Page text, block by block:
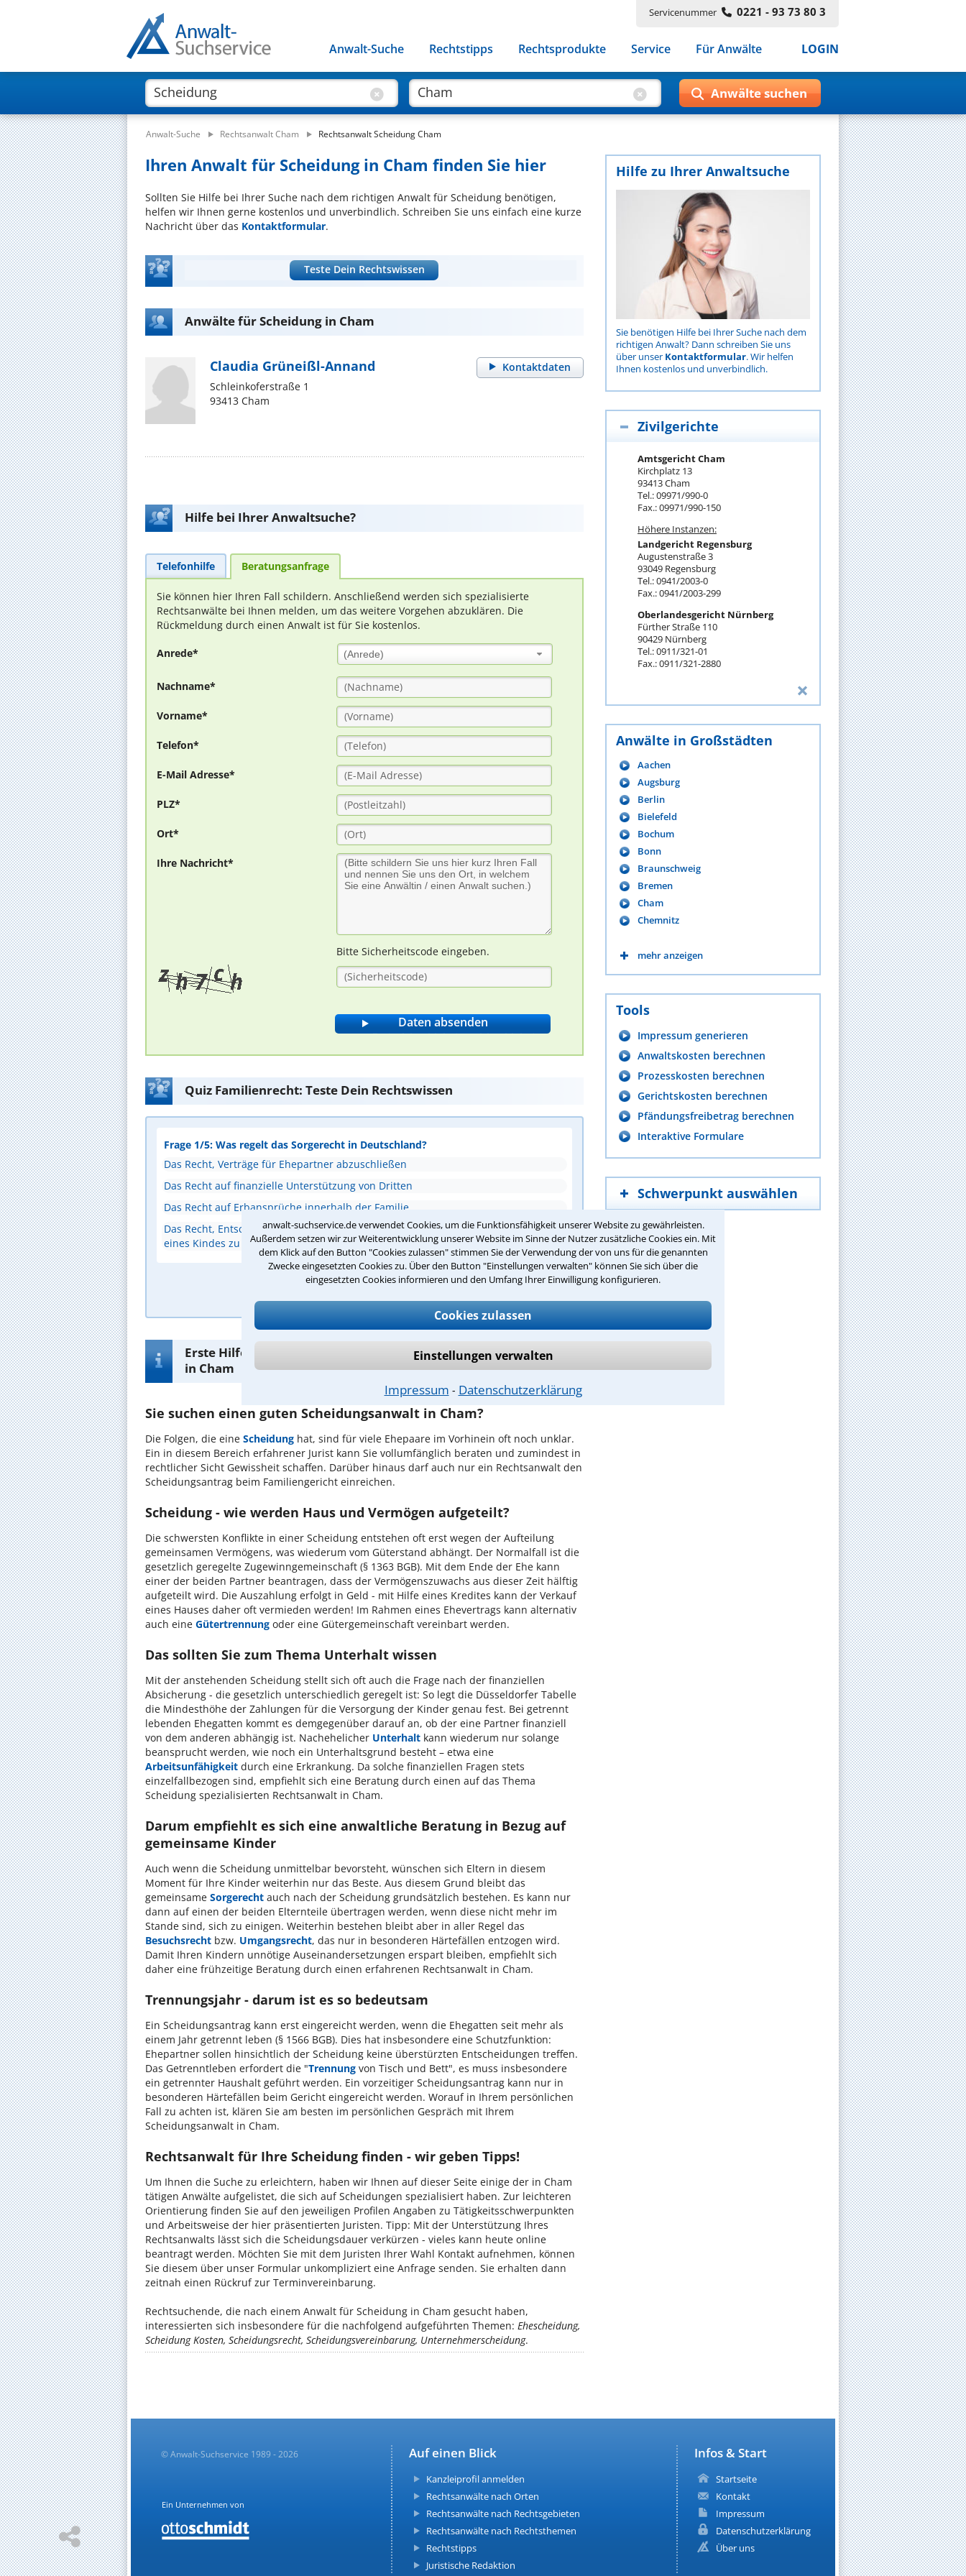
anwalt-suchservice.de verwendet Cookies, um die Funktionsfähigkeit unserer Website zu gewährleisten.
Außerdem setzen wir zur Weiterentwicklung unserer Website im Sinne der Nutzer zusätzliche Cookies ein. Mit
dem Klick auf den Button "Cookies zulassen" stimmen Sie der Verwendung der von uns für die genannten
Zwecke eingesetzten Cookies zu. Über den Button "Einstellungen verwalten" können Sie sich über die
eingesetzten Cookies informieren und den Umfang Ihrer Einwilligung konfigurieren.
Cookies zulassen
Einstellungen verwalten
Impressum ⁃ Datenschutzerklärung
Servicenummer 0221 - 93 73 80 3
Anwalt-Suche Rechtstipps Rechtsprodukte Service Für Anwälte LOGIN
Anwalt-Suche Rechtsanwalt Cham Rechtsanwalt Scheidung Cham
Ihren Anwalt für Scheidung in Cham finden Sie hier
Sollten Sie Hilfe bei Ihrer Suche nach dem richtigen Anwalt für Scheidung benötigen,
helfen wir Ihnen gerne kostenlos und unverbindlich. Schreiben Sie uns einfach eine kurze
Nachricht über das Kontaktformular.
Teste Dein Rechtswissen
Anwälte für Scheidung in Cham
Kontaktdaten
Claudia Grüneißl-Annand
Schleinkoferstraße 1
93413 Cham
Hilfe bei Ihrer Anwaltsuche?
Telefonhilfe Beratungsanfrage
Sie können hier Ihren Fall schildern. Anschließend werden sich spezialisierte
Rechtsanwälte bei Ihnen melden, um das weitere Vorgehen abzuklären. Die
Rückmeldung durch einen Anwalt ist für Sie kostenlos.
Anrede* (Anrede)
Nachname*
Vorname*
Telefon*
E-Mail Adresse*
PLZ*
Ort*
Ihre Nachricht*
Bitte Sicherheitscode eingeben.
Quiz Familienrecht: Teste Dein Rechtswissen
Frage 1/5: Was regelt das Sorgerecht in Deutschland?
Das Recht, Verträge für Ehepartner abzuschließen
Das Recht auf finanzielle Unterstützung von Dritten
Das Recht auf Erbansprüche innerhalb der Familie
Das Recht, Entscheidungen für die Gesundheit, Ausbildung und Aufenthaltsort
eines Kindes zu treffen
Antwort überprüfen
Erste Hilfe-Infos bei der Suche nach einem Anwalt für Scheidung
in Cham
Sie suchen einen guten Scheidungsanwalt in Cham?
Die Folgen, die eine Scheidung hat, sind für viele Ehepaare im Vorhinein oft noch unklar.
Ein in diesem Bereich erfahrener Jurist kann Sie vollumfänglich beraten und zumindest in
rechtlicher Sicht Gewissheit schaffen. Darüber hinaus darf auch nur ein Rechtsanwalt den
Scheidungsantrag beim Familiengericht einreichen.
Scheidung - wie werden Haus und Vermögen aufgeteilt?
Die schwersten Konflikte in einer Scheidung entstehen oft erst wegen der Aufteilung
gemeinsamen Vermögens, was wiederum vom Güterstand abhängt. Der Normalfall ist die
gesetzlich geregelte Zugewinngemeinschaft (§ 1363 BGB). Mit dem Ende der Ehe kann
einer der beiden Partner beantragen, dass der Vermögenszuwachs aus dieser Zeit hälftig
aufgeteilt wird. Die Auszahlung erfolgt in Geld - mit Hilfe eines Kredites kann der Verkauf
eines Hauses daher oft vermieden werden! Im Rahmen eines Ehevertrags kann alternativ
auch eine Gütertrennung oder eine Gütergemeinschaft vereinbart werden.
Das sollten Sie zum Thema Unterhalt wissen
Mit der anstehenden Scheidung stellt sich oft auch die Frage nach der finanziellen
Absicherung - die gesetzlich unterschiedlich geregelt ist: So legt die Düsseldorfer Tabelle
die Mindesthöhe der Zahlungen für die Versorgung der Kinder genau fest. Bei getrennt
lebenden Ehegatten kommt es demgegenüber darauf an, ob der eine Partner finanziell
von dem anderen abhängig ist. Nachehelicher Unterhalt kann wiederum nur solange
beansprucht werden, wie noch ein Unterhaltsgrund besteht – etwa eine
Arbeitsunfähigkeit durch eine Erkrankung. Da solche finanziellen Fragen stets
einzelfallbezogen sind, empfiehlt sich eine Beratung durch einen auf das Thema
Scheidung spezialisierten Rechtsanwalt in Cham.
Darum empfiehlt es sich eine anwaltliche Beratung in Bezug auf
gemeinsame Kinder
Auch wenn die Scheidung unmittelbar bevorsteht, wünschen sich Eltern in diesem
Moment für Ihre Kinder weiterhin nur das Beste. Aus diesem Grund bleibt das
gemeinsame Sorgerecht auch nach der Scheidung grundsätzlich bestehen. Es kann nur
dann auf einen der beiden Elternteile übertragen werden, wenn diese nicht mehr im
Stande sind, sich zu einigen. Weiterhin bestehen bleibt aber in aller Regel das
Besuchsrecht bzw. Umgangsrecht, das nur in besonderen Härtefällen entzogen wird.
Damit Ihren Kindern unnötige Auseinandersetzungen erspart bleiben, empfiehlt sich
daher eine frühzeitige Beratung durch einen erfahrenen Rechtsanwalt in Cham.
Trennungsjahr - darum ist es so bedeutsam
Ein Scheidungsantrag kann erst eingereicht werden, wenn die Ehegatten seit mehr als
einem Jahr getrennt leben (§ 1566 BGB). Dies hat insbesondere eine Schutzfunktion:
Ehepartner sollen hinsichtlich der Scheidung keine überstürzten Entscheidungen treffen.
Das Getrenntleben erfordert die "Trennung von Tisch und Bett", es muss insbesondere
ein getrennter Haushalt geführt werden. Ein vorzeitiger Scheidungsantrag kann nur in
besonderen Härtefällen beim Gericht eingereicht werden. Worauf in Ihrem persönlichen
Fall zu achten ist, klären Sie am besten im persönlichen Gespräch mit Ihrem
Scheidungsanwalt in Cham.
Rechtsanwalt für Ihre Scheidung finden - wir geben Tipps!
Um Ihnen die Suche zu erleichtern, haben wir Ihnen auf dieser Seite einige der in Cham
tätigen Anwälte aufgelistet, die sich auf Scheidungen spezialisiert haben. Zur leichteren
Orientierung finden Sie auf den jeweiligen Profilen Angaben zu Tätigkeitsschwerpunkten
und Arbeitsweise der hier präsentierten Juristen. Tipp: Mit der Unterstützung Ihres
Rechtsanwalts lässt sich die Scheidungsdauer verkürzen - vieles kann heute online
beantragt werden. Möchten Sie mit dem Juristen Ihrer Wahl Kontakt aufnehmen, können
Sie diesem über unser Formular unkompliziert eine Anfrage senden. Sie erhalten dann
zeitnah einen Rückruf zur Terminvereinbarung.
Rechtsuchende, die nach einem Anwalt für Scheidung in Cham gesucht haben,
interessierten sich insbesondere für die nachfolgend aufgeführten Themen: Ehescheidung,
Scheidung Kosten, Scheidungsrecht, Scheidungsvereinbarung, Unternehmerscheidung.
Hilfe zu Ihrer Anwaltsuche
Sie benötigen Hilfe bei Ihrer Suche nach dem
richtigen Anwalt? Dann schreiben Sie uns
über unser Kontaktformular. Wir helfen
Ihnen kostenlos und unverbindlich.
Zivilgerichte
Amtsgericht Cham
Kirchplatz 13
93413 Cham
Tel.: 09971/990-0
Fax.: 09971/990-150
Höhere Instanzen:
Landgericht Regensburg
Augustenstraße 3
93049 Regensburg
Tel.: 0941/2003-0
Fax.: 0941/2003-299
Oberlandesgericht Nürnberg
Fürther Straße 110
90429 Nürnberg
Tel.: 0911/321-01
Fax.: 0911/321-2880
Anwälte in Großstädten
Aachen
Augsburg
Berlin
Bielefeld
Bochum
Bonn
Braunschweig
Bremen
Cham
Chemnitz
mehr anzeigen
Tools
Impressum generieren
Anwaltskosten berechnen
Prozesskosten berechnen
Gerichtskosten berechnen
Pfändungsfreibetrag berechnen
Interaktive Formulare
Schwerpunkt auswählen
Infos & Start
Startseite
Kontakt
Impressum
Datenschutzerklärung
Über uns
Auf einen Blick
Kanzleiprofil anmelden
Rechtsanwälte nach Orten
Rechtsanwälte nach Rechtsgebieten
Rechtsanwälte nach Rechtsthemen
Rechtstipps
Juristische Redaktion
© Anwalt-Suchservice 1989 - 2026
Ein Unternehmen von